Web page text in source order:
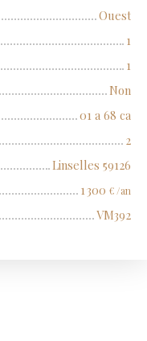
Ouest
1
1
Non
01 a 68 ca
2
Linselles 59126
1 300 € /an
VM392